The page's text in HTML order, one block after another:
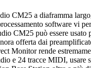
CM25 a diaframma
software vi
CM25 può essere
offerta dai
rende
e 24 tracce MIDI, usare